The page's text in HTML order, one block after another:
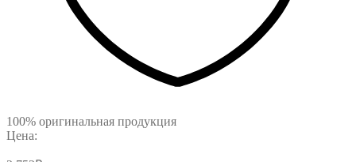
100% оригинальная продукция
Цена: